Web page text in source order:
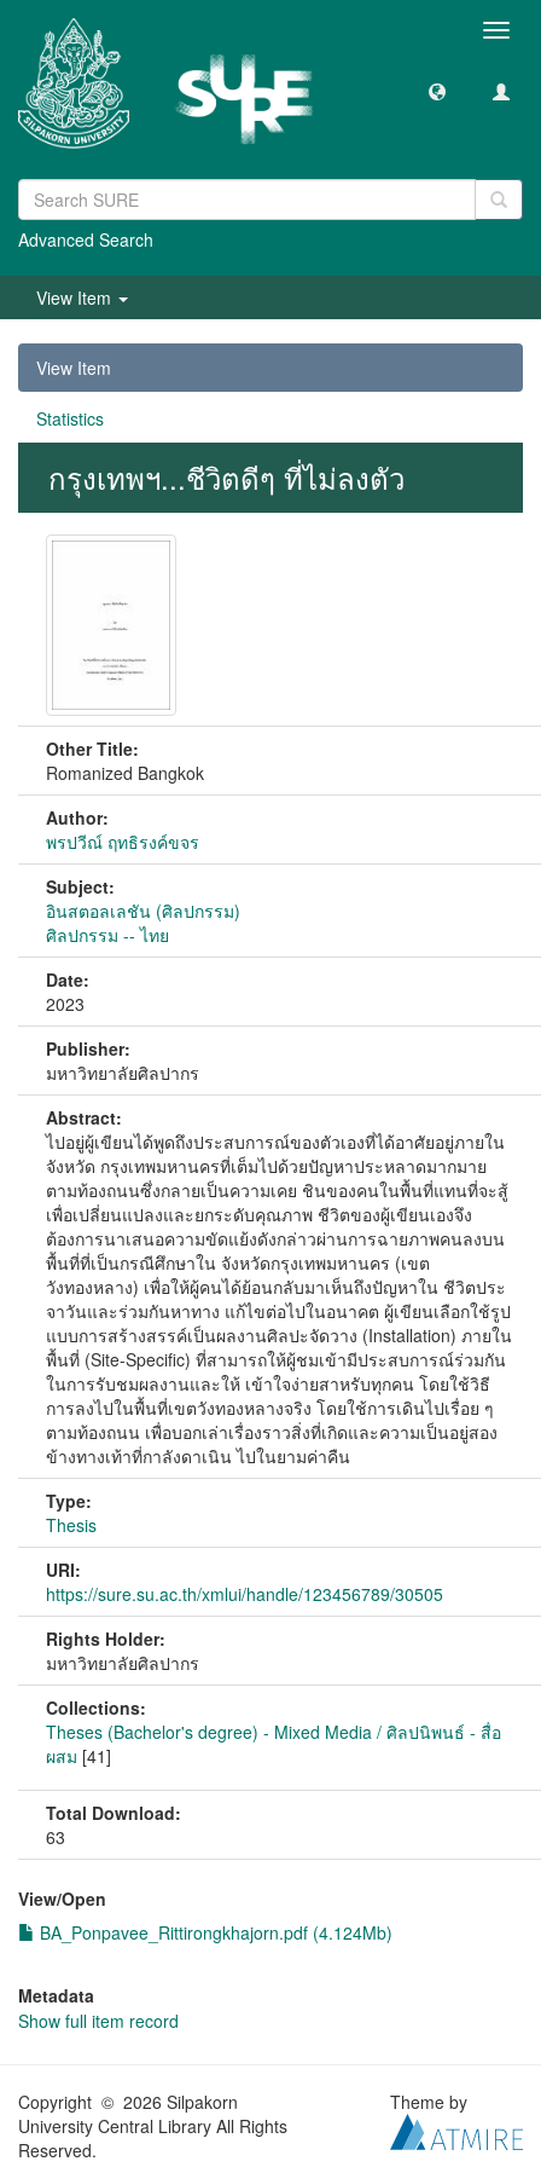
Advanced Search
View Item
View Item
Statistics
กรุงเทพฯ...ชีวิตดีๆ ที่ไม่ลงตัว
Other Title:
Romanized Bangkok
Author:
พรปวีณ์ ฤทธิรงค์ขจร
Subject:
อินสตอลเลชัน (ศิลปกรรม)
ศิลปกรรม -- ไทย
Date:
2023
Publisher:
มหาวิทยาลัยศิลปากร
Abstract:
ไปอยู่ผู้เขียนได้พูดถึงประสบการณ์ของตัวเองที่ได้อาศัยอยู่ภายใน
จังหวัด กรุงเทพมหานครที่เต็มไปด้วยปัญหาประหลาดมากมาย
ตามท้องถนนซึ่งกลายเป็นความเคย ชินของคนในพื้นที่แทนที่จะสู้
เพื่อเปลี่ยนแปลงและยกระดับคุณภาพ ชีวิตของผู้เขียนเองจึง
ต้องการนาเสนอความขัดแย้งดังกล่าวผ่านการฉายภาพคนลงบน
พื้นที่ที่เป็นกรณีศึกษาใน จังหวัดกรุงเทพมหานคร (เขต
วังทองหลาง) เพื่อให้ผู้คนได้ย้อนกลับมาเห็นถึงปัญหาใน ชีวิตประ
จาวันและร่วมกันหาทาง แก้ไขต่อไปในอนาคต ผู้เขียนเลือกใช้รูป
แบบการสร้างสรรค์เป็นผลงานศิลปะจัดวาง (Installation) ภายใน
พื้นที่ (Site-Specific) ที่สามารถให้ผู้ชมเข้ามีประสบการณ์ร่วมกัน
ในการรับชมผลงานและให้ เข้าใจง่ายสาหรับทุกคน โดยใช้วิธี
การลงไปในพื้นที่เขตวังทองหลางจริง โดยใช้การเดินไปเรื่อย ๆ
ตามท้องถนน เพื่อบอกเล่าเรื่องราวสิ่งที่เกิดและความเป็นอยู่สอง
ข้างทางเท้าที่กาลังดาเนิน ไปในยามค่าคืน
Type:
Thesis
URI:
https://sure.su.ac.th/xmlui/handle/123456789/30505
Rights Holder:
มหาวิทยาลัยศิลปากร
Collections:
Theses (Bachelor's degree) - Mixed Media / ศิลปนิพนธ์ - สื่อ
ผสม [41]
Total Download:
63
View/Open
BA_Ponpavee_Rittirongkhajorn.pdf (4.124Mb)
Metadata
Show full item record
Copyright © 2026 Silpakorn
University Central Library All Rights
Reserved.
Theme by